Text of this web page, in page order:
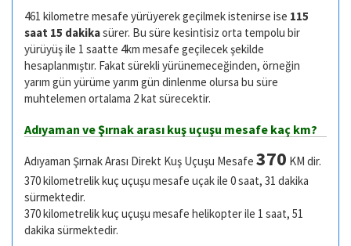
461 kilometre mesafe yürüyerek geçilmek istenirse ise 115
saat 15 dakikasürer. Bu süre kesintisiz orta tempolu bir
yürüyüş ile 1 saatte 4km mesafe geçilecek şekilde
hesaplanmıştır. Fakat sürekli yürünemeceğinden, örneğin
yarım gün yürüme yarım gün dinlenme olursa bu süre
muhtelemen ortalama 2 kat sürecektir.
Adıyaman ve Şırnak arası kuş uçuşu mesafe kaç km?
Adıyaman Şırnak Arası Direkt Kuş Uçuşu Mesafe 370 KM dir.
370 kilometrelik kuç uçuşu mesafe uçak ile 0 saat, 31 dakika
sürmektedir.
370 kilometrelik kuç uçuşu mesafe helikopter ile 1 saat, 51
dakika sürmektedir.